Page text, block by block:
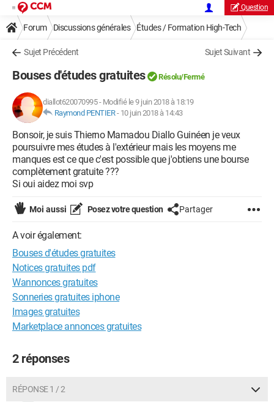
Question
Forum Discussions générales Études / Formation High-Tech
Sujet Précédent Sujet Suivant
Bouses d'études gratuites Résolu/Fermé
diallot620070995- Modifié le 9 juin 2018 à 18:19
Raymond PENTIER- 10 juin 2018 à 14:43
Bonsoir, je suis Thierno Mamadou Diallo Guinéen je veux
poursuivre mes études à l'extérieur mais les moyens me
manques est ce que c'est possible que j'obtiens une bourse
complètement gratuite ???
Si oui aidez moi svp
Moi aussi Posez votre question Partager
A voir également:
Bouses d'études gratuites
Notices gratuites pdf
Wannonces gratuites
Sonneries gratuites iphone
Images gratuites
Marketplace annonces gratuites
2 réponses
RÉPONSE 1 / 2